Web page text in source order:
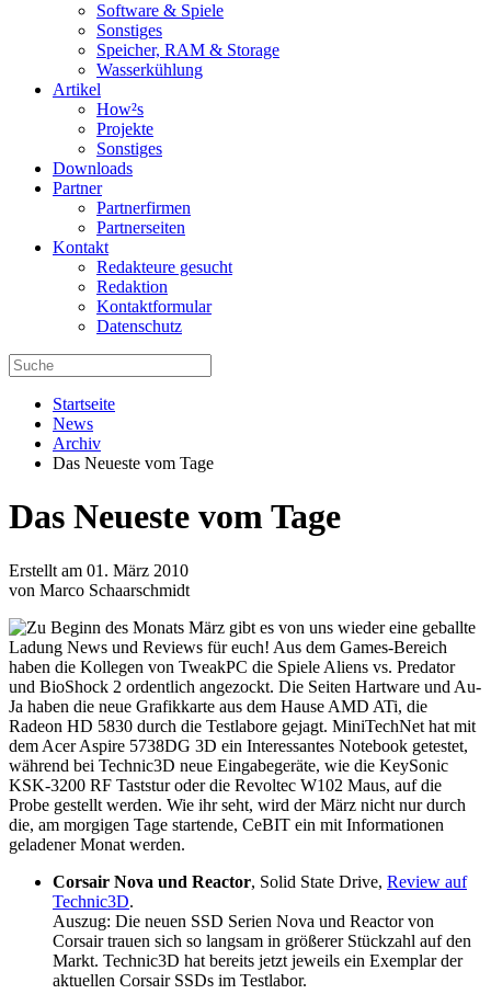
Software & Spiele
Sonstiges
Speicher, RAM & Storage
Wasserkühlung
Artikel
How²s
Projekte
Sonstiges
Downloads
Partner
Partnerfirmen
Partnerseiten
Kontakt
Redakteure gesucht
Redaktion
Kontaktformular
Datenschutz
Startseite
News
Archiv
Das Neueste vom Tage
Das Neueste vom Tage
Erstellt am 01. März 2010
von Marco Schaarschmidt
Zu Beginn des Monats März gibt es von uns wieder eine geballte
Ladung News und Reviews für euch! Aus dem Games-Bereich
haben die Kollegen von TweakPC die Spiele Aliens vs. Predator
und BioShock 2 ordentlich angezockt. Die Seiten Hartware und Au-
Ja haben die neue Grafikkarte aus dem Hause AMD ATi, die
Radeon HD 5830 durch die Testlabore gejagt. MiniTechNet hat mit
dem Acer Aspire 5738DG 3D ein Interessantes Notebook getestet,
während bei Technic3D neue Eingabegeräte, wie die KeySonic
KSK-3200 RF Taststur oder die Revoltec W102 Maus, auf die
Probe gestellt werden. Wie ihr seht, wird der März nicht nur durch
die, am morgigen Tage startende, CeBIT ein mit Informationen
geladener Monat werden.
Corsair Nova und Reactor, Solid State Drive, Review auf
Technic3D.
Auszug: Die neuen SSD Serien Nova und Reactor von
Corsair trauen sich so langsam in größerer Stückzahl auf den
Markt. Technic3D hat bereits jetzt jeweils ein Exemplar der
aktuellen Corsair SSDs im Testlabor.